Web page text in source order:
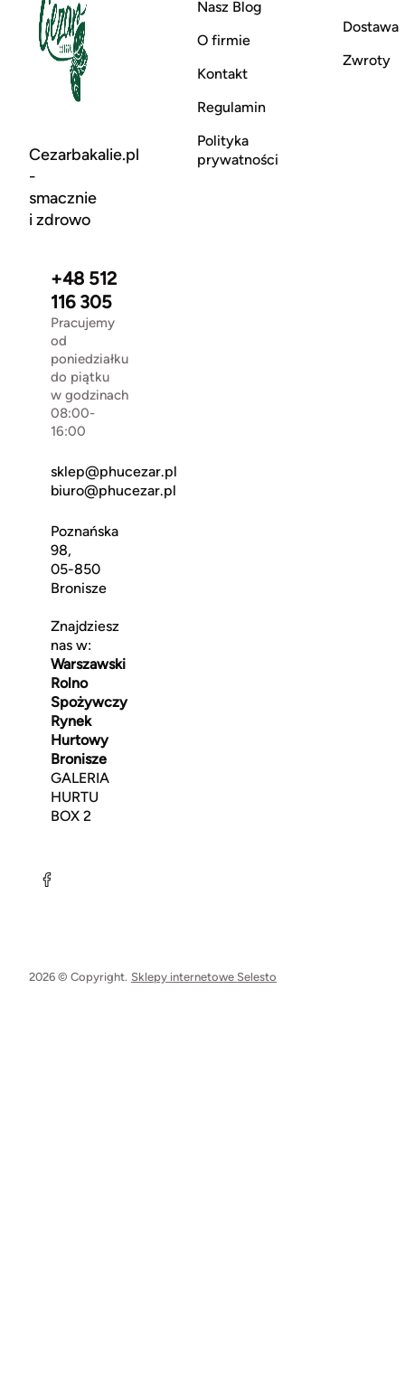
Cezarbakalie.pl
-
smacznie
i zdrowo
+48 512
116 305
Pracujemy
od
poniedziałku
do piątku
w godzinach
08:00-
16:00
sklep@phucezar.pl
biuro@phucezar.pl
Poznańska
98,
05-850
Bronisze
Znajdziesz
nas w:
Warszawski
Rolno
Spożywczy
Rynek
Hurtowy
Bronisze
GALERIA
HURTU
BOX 2
Nasz Blog
O firmie
Kontakt
Regulamin
Polityka
prywatności
Dostawa
Zwroty
2026 © Copyright. Sklepy internetowe Selesto